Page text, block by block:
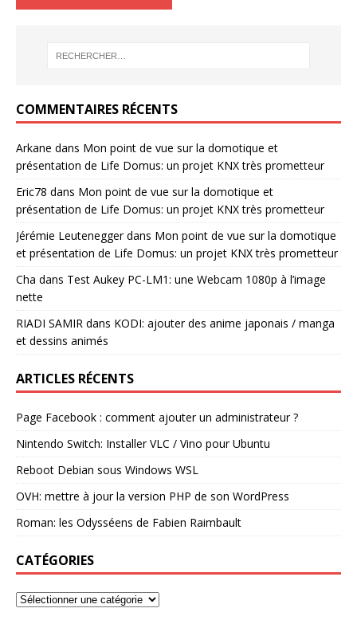
COMMENTAIRES RÉCENTS
Arkane dans Mon point de vue sur la domotique et
présentation de Life Domus: un projet KNX très prometteur
Eric78 dans Mon point de vue sur la domotique et
présentation de Life Domus: un projet KNX très prometteur
Jérémie Leuteneggerdans Mon point de vue sur la domotique
et présentation de Life Domus: un projet KNX très prometteur
Cha dans Test Aukey PC-LM1: une Webcam 1080p à l’image
nette
RIADI SAMIR dans KODI: ajouter des anime japonais / manga
et dessins animés
ARTICLES RÉCENTS
Page Facebook : comment ajouter un administrateur ?
Nintendo Switch: Installer VLC / Vino pour Ubuntu
Reboot Debian sous Windows WSL
OVH: mettre à jour la version PHP de son WordPress
Roman: les Odysséens de Fabien Raimbault
CATÉGORIES